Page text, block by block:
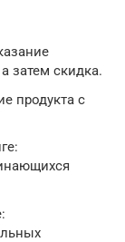
затем скидка.
продукта с